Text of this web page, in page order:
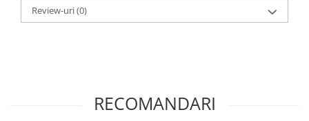
Review-uri(0)
RECOMANDARI